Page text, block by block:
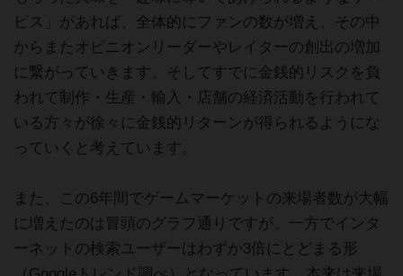
ビス」があれば、全体的にファンの数が増え、その中
からまたオピニオンリーダーやレイターの創出の増加
に繋がっていきます。そしてすでに金銭的リスクを負
われて制作・生産・輸入・店舗の経済活動を行われて
いる方々が徐々に金銭的リターンが得られるようにな
っていくと考えています。
また、この6年間でゲームマーケットの来場者数が大幅
に増えたのは冒頭のグラフ通りですが、一方でインタ
ーネットの検索ユーザーはわずか3倍にとどまる形